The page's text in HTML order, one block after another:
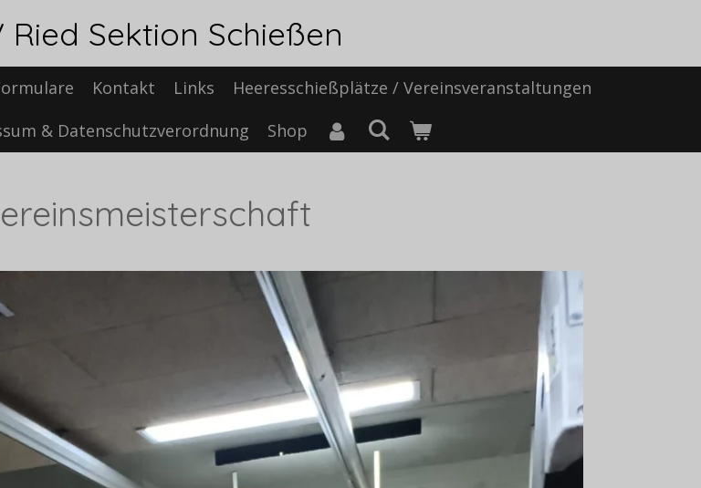
Ried Sektion Schießen
Kontakt Links
Heeresschießplätze / Vereinsveranstaltungen
& Datenschutzverordnung Shop